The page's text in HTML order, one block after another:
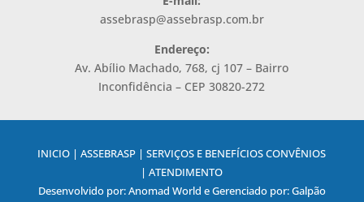
assebrasp@assebrasp.com.br
Endereço:
Av. Abílio Machado, 768, cj 107 – Bairro
Inconfidência – CEP 30820-272
INICIO | ASSEBRASP | SERVIÇOS E BENEFÍCIOS CONVÊNIOS
| ATENDIMENTO
Desenvolvido por: Anomad World e Gerenciado por: Galpão